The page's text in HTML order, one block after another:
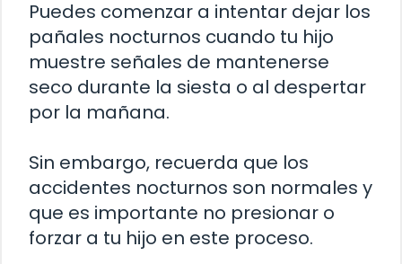
Puedes comenzar a intentar dejar los
pañales nocturnos cuando tu hijo
muestre señales de mantenerse
seco durante la siesta o al despertar
por la mañana.
Sin embargo, recuerda que los
accidentes nocturnos son normales y
que es importante no presionar o
forzar a tu hijo en este proceso.